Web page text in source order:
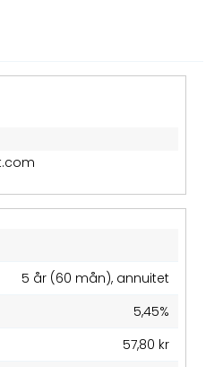
5 år (60 mån), annuitet
5,45%
57,80 kr